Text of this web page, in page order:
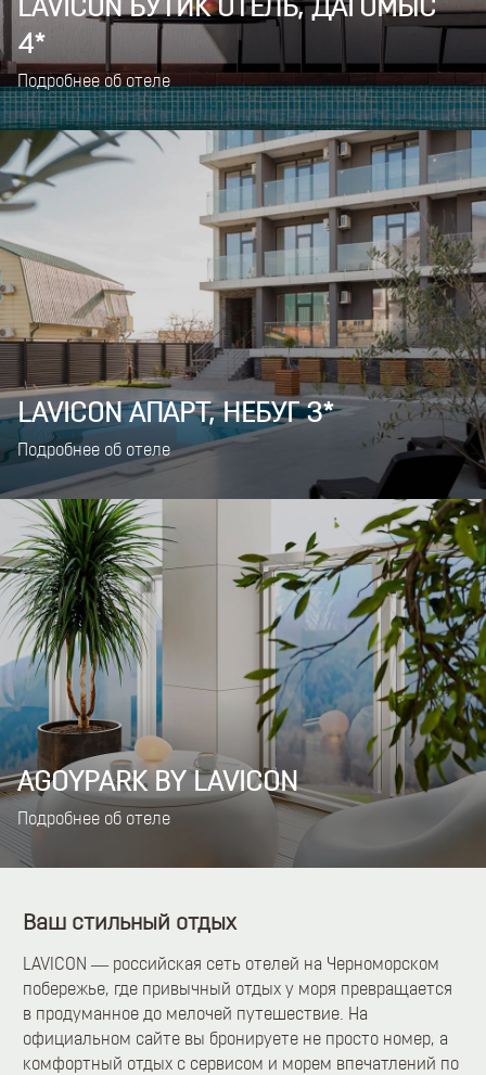
LAVICON БУТИК ОТЕЛЬ, ДАГОМЫС
4*
Подробнее об отеле
LAVICON АПАРТ, НЕБУГ 3*
Подробнее об отеле
AGOYPARK BY LAVICON
Подробнее об отеле
Ваш стильный отдых
LAVICON — российская сеть отелей на Черноморском
побережье, где привычный отдых у моря превращается
в продуманное до мелочей путешествие. На
официальном сайте вы бронируете не просто номер, а
комфортный отдых с сервисом и морем впечатлений по